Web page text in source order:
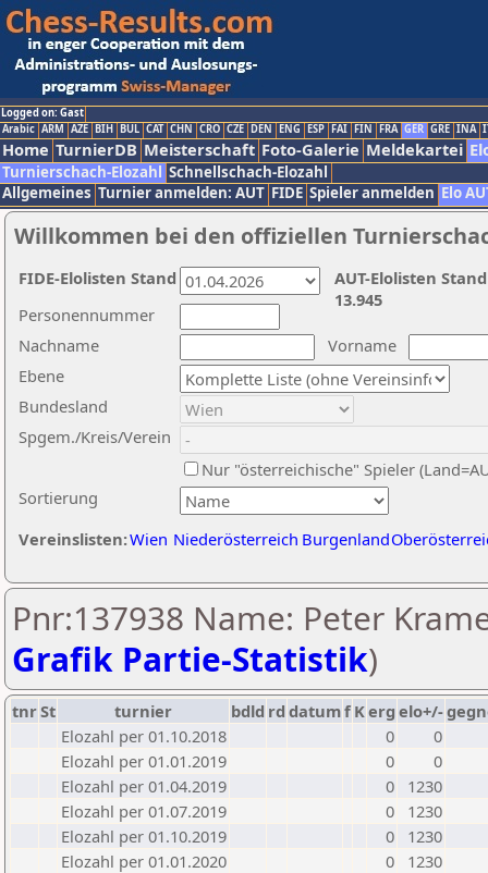
Logged on: Gast
Arabic ARM AZE BIH BUL CAT CHN CRO CZE DEN ENG ESP FAI FIN FRA GER GRE INA
Home TurnierDB Meisterschaft Foto-Galerie Meldekartei
Turnierschach-Elozahl Schnellschach-Elozahl
Allgemeines Turnier anmelden: AUT FIDE Spieler anmelden Elo
Willkommen bei den offiziellen
Nachname
Vorname
Ebene
Sortierung
Personennummer
Bundesland
Spgem./Kreis/Verein
Nur "österreichische" Spieler
Vereinslisten:Wien Niederösterreich Burgenland
AUT-Elolisten
13.945
FIDE-Elolisten Stand
Pnr:137938 Name: Peter
Grafik Partie-Statistik)
tnrSt turnier bdld rd datumf Kerg elo+/-
Elozahl per 01.10.2018
0
0
Elozahl per 01.01.2019
0
0
Elozahl per 01.04.2019
0
1230
Elozahl per 01.07.2019
0
1230
Elozahl per 01.10.2019
0
1230
Elozahl per 01.01.2020
0
1230